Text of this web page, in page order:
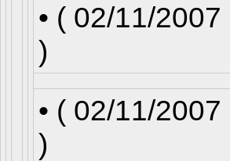
• ( 02/11/2007
)
• ( 02/11/2007
)